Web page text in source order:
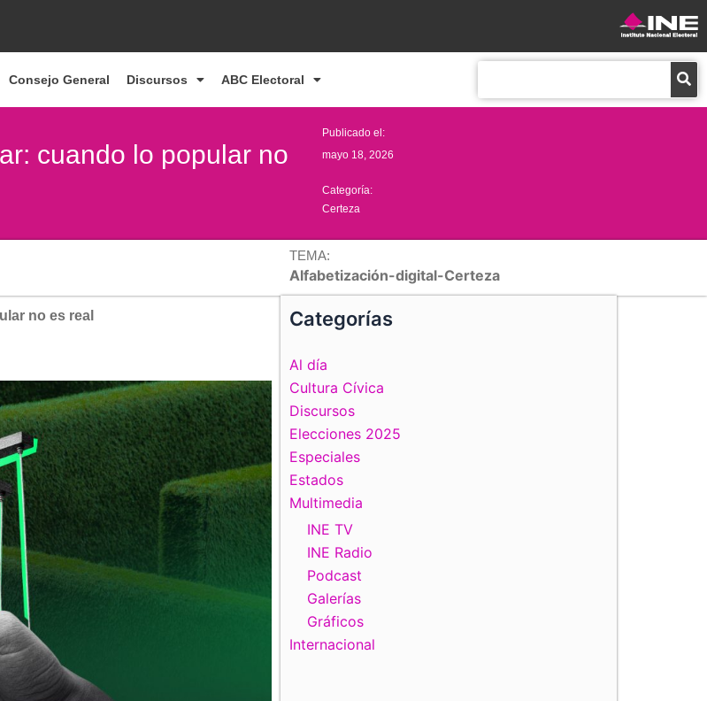
Consejo General Discursos ABC Electoral
cuando lo popular no
Publicado el:
mayo 18, 2026
Categoría:
Certeza
TEMA:
Alfabetización-digital-Certeza
no es real Categorías
Al día
Cultura Cívica
Discursos
Elecciones 2025
Especiales
Estados
Multimedia
INE TV
INE Radio
Podcast
Galerías
Gráficos
Internacional